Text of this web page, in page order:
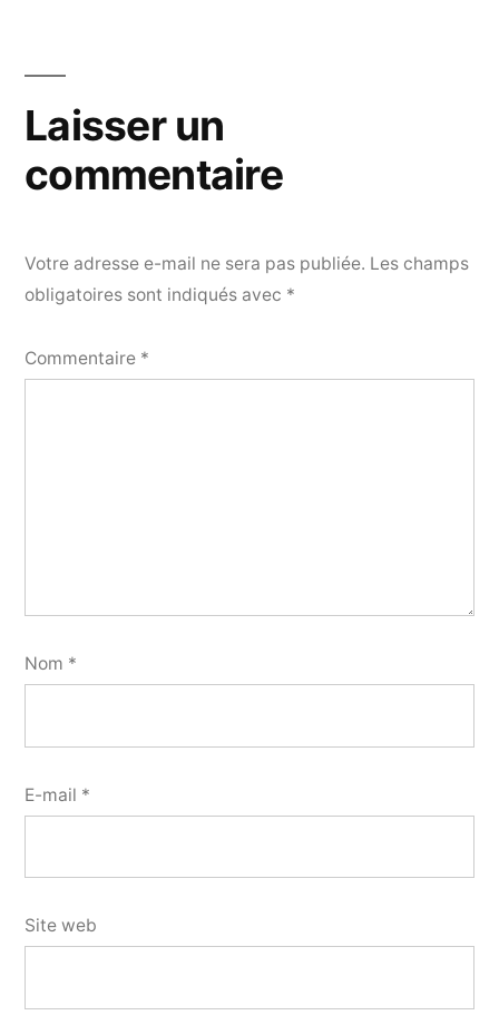
Laisser un
commentaire
Votre adresse e-mail ne sera pas publiée. Les champs
obligatoires sont indiqués avec *
Commentaire *
Nom *
E-mail *
Site web